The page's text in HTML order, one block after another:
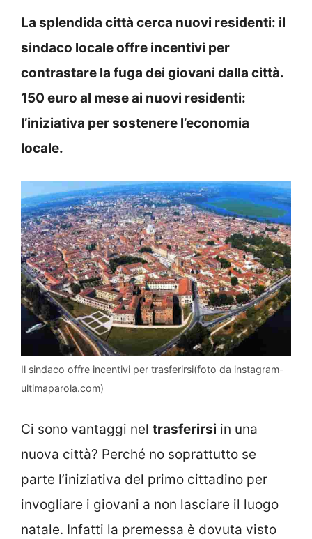
La splendida città cerca nuovi residenti: il
sindaco locale offre incentivi per
contrastare la fuga dei giovani dalla città.
150 euro al mese ai nuovi residenti:
l’iniziativa per sostenere l’economia
locale.
Il sindaco offre incentivi per trasferirsi(foto da instagram-
ultimaparola.com)
Ci sono vantaggi nel trasferirsi in una
nuova città? Perché no soprattutto se
parte l’iniziativa del primo cittadino per
invogliare i giovani a non lasciare il luogo
natale. Infatti la premessa è dovuta visto